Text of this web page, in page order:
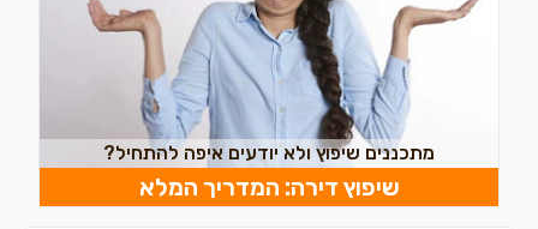
מתכננים שיפוץ ולא יודעים איפה להתחיל?
שיפוץ דירה: המדריך המלא